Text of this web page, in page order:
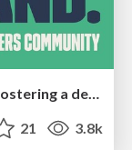
21 3.8k